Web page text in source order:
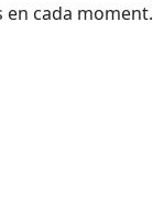
cada moment.